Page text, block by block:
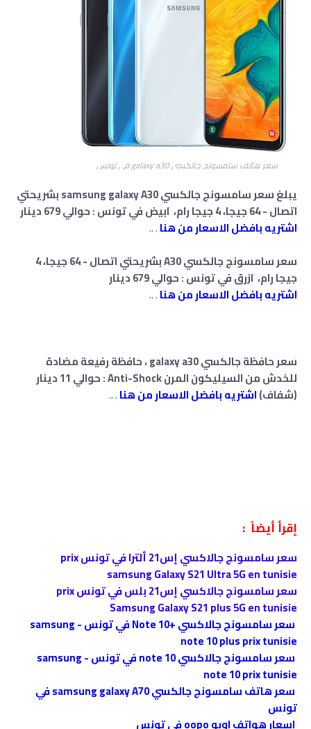
سعر هاتف سامسونج جالكسي galaxy a30 في تونس
يبلغ
سعر سامسونج جالكسي samsung galaxy A30 بشريحتي
اتصال - 64 جيجا، 4 جيجا رام،
ابيض في تونس : حوالي 679 دينار
اشتريه بافضل الاسعار من هنا. ..
سعر سامسونج جالكسي A30 بشريحتي اتصال - 64 جيجا، 4
جيجا رام، ازرق في تونس : حوالي 679 دينار
اشتريه بافضل الاسعار من هنا. ..
سعر
حافظة جالكسي galaxy a30 ، حافظة رفيعة مضادة
للخدش من السيليكون المرن Anti-Shock
: حوالي 11 دينار
(شفاف)اشتريه بافضل الاسعار من هنا. ..
إقرأ أيضاً :
سعر سامسونج جالاكسي إس21 ألترا في تونس prix
samsung Galaxy S21 Ultra 5G en tunisie
سعر سامسونج جالاكسي إس21 بلس في تونس prix
Samsung Galaxy S21 plus 5G en tunisie
سعر سامسونج جالاكسي +Note 10 في تونس - samsung
note 10 plus prix tunisie
سعر سامسونج جالاكسي note 10 في تونس - samsung
note 10 prix tunisie
سعر هاتف سامسونج جالكسي samsung galaxy A70 في
تونس
اسعار هواتف اوبو oopo في تونس